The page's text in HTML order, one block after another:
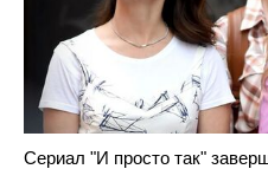
Сериал "И просто так"